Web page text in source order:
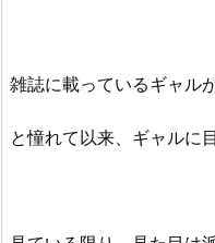
雑誌に載っているギャル
と憧れて以来、ギャルに